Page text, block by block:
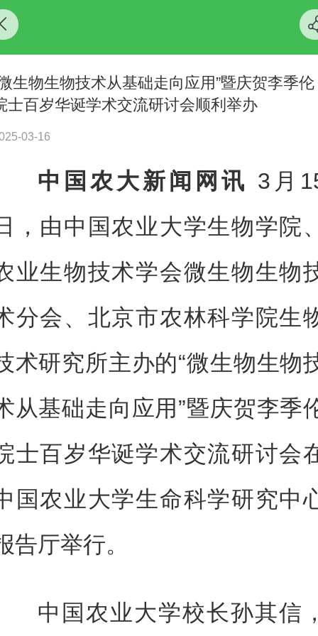
生物生物技术从基础走向应用”暨庆贺李季伦
士百岁华诞学术交流研讨会顺利举办
03-16
中国农大新闻网讯 3月
， 由中国农业大学生物学院、
业生物技术学会微生物生物
分会、北京市农林科学院生
术研究所主办的“微生物生物
从基础走向应用”暨庆贺李季
士百岁华诞学术交流研讨会
国农业大学生命科学研究中
告厅举行。
中国农业大学校长孙其信，